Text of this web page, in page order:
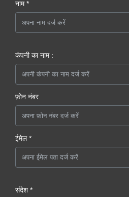
नाम *
कंपनी का नाम :
फ़ोन नंबर
ईमेल *
संदेश *